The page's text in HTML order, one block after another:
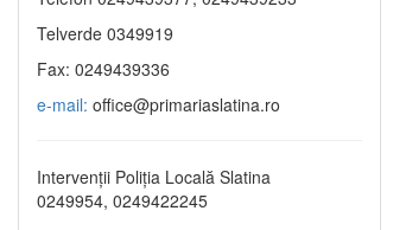
Telverde 0349919
Fax: 0249439336
e-mail: office@primariaslatina.ro
Intervenții Poliția Locală Slatina
0249954, 0249422245